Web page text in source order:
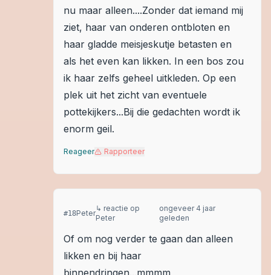
nu maar alleen....Zonder dat iemand mij
ziet, haar van onderen ontbloten en
haar gladde meisjeskutje betasten en
als het even kan likken. In een bos zou
ik haar zelfs geheel uitkleden. Op een
plek uit het zicht van eventuele
pottekijkers...Bij die gedachten wordt ik
enorm geil.
Reageer Rapporteer
#18Peter
↳ reactie op
Peter
ongeveer 4 jaar
geleden
Of om nog verder te gaan dan alleen
likken en bij haar
binnendringen...mmmm